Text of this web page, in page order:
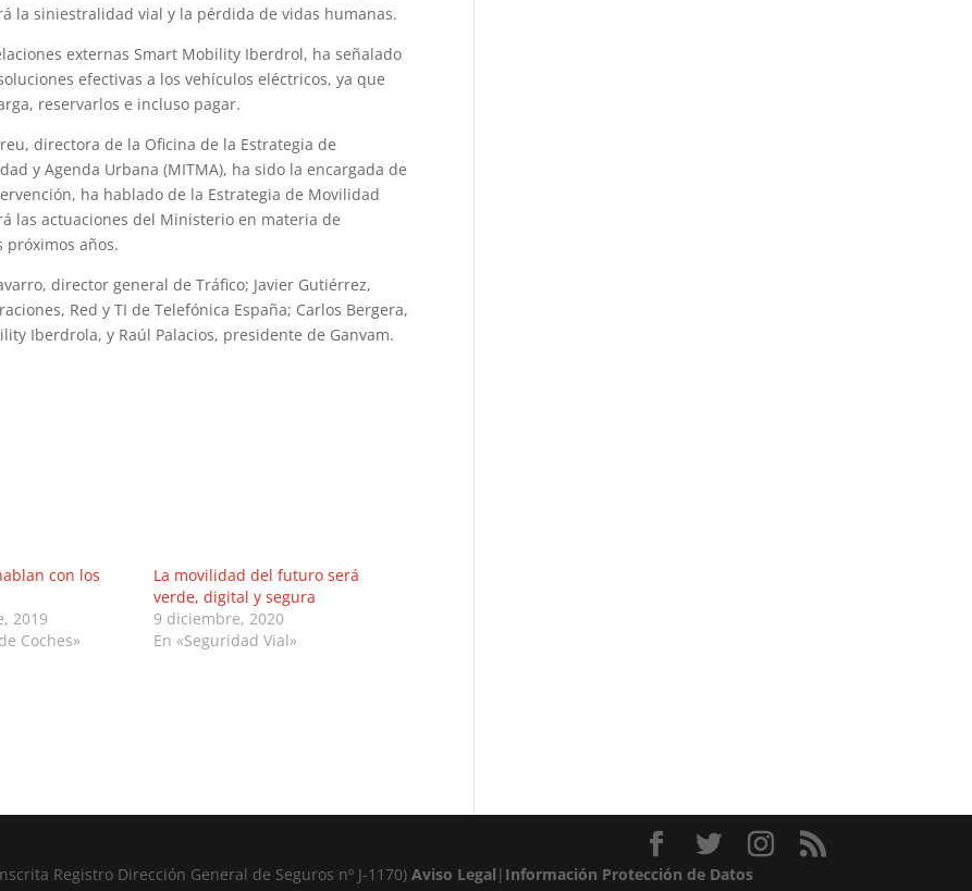
la siniestralidad vial y la pérdida de vidas humanas.
externas Smart Mobility Iberdrol, ha señalado
efectivas a los vehículos eléctricos, ya que
reservarlos e incluso pagar.
directora de la Oficina de la Estrategia de
y Agenda Urbana (MITMA), ha sido la encargada de
ha hablado de la Estrategia de Movilidad
las actuaciones del Ministerio en materia de
años.
director general de Tráfico; Javier Gutiérrez,
Red y TI de Telefónica España; Carlos Bergera,
Iberdrola, y Raúl Palacios, presidente de Ganvam.
con los
2019
Coches»
La movilidad del futuro será
verde, digital y segura
9 diciembre, 2020
En «Seguridad Vial»
Registro Dirección General de Seguros nº J-1170)Aviso Legal | Información Protección de Datos